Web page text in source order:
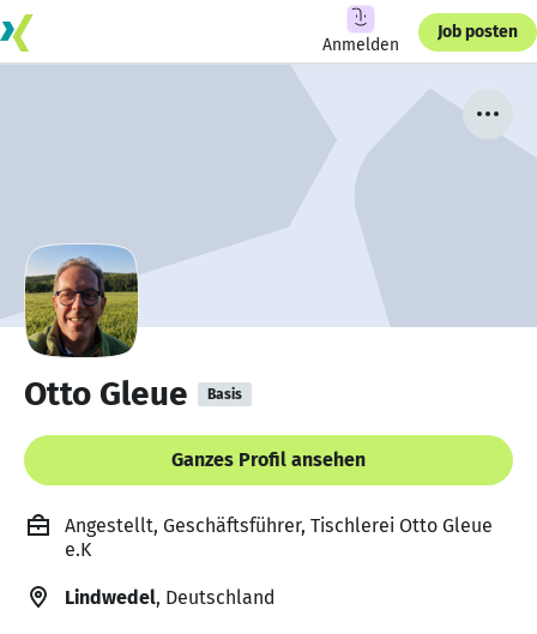
Anmelden
Job posten
Otto Gleue Basis
Ganzes Profil ansehen
Angestellt, Geschäftsführer, Tischlerei Otto Gleue
e.K
Lindwedel, Deutschland